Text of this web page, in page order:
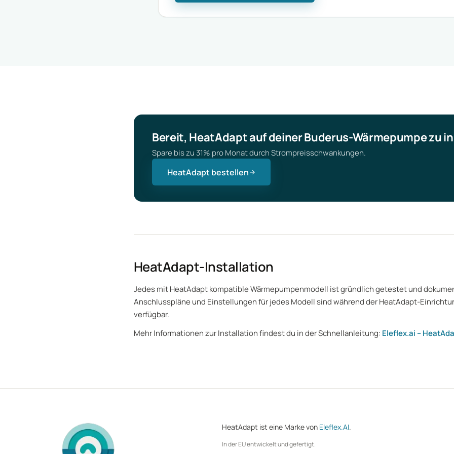
Bereit, HeatAdapt auf deiner Buderus-Wärmepumpe zu
Spare bis zu 31% pro Monat durch Strompreisschwankungen.
HeatAdapt bestellen
HeatAdapt-Installation
Jedes mit HeatAdapt kompatible Wärmepumpenmodell ist gründlich getestet und
Anschlusspläne und Einstellungen für jedes Modell sind während der HeatAdapt-
verfügbar.
Mehr Informationen zur Installation findest du in der Schnellanleitung: Eleflex.ai –
HeatAdapt ist eine Marke von Eleflex.AI.
In der EU entwickelt und gefertigt.